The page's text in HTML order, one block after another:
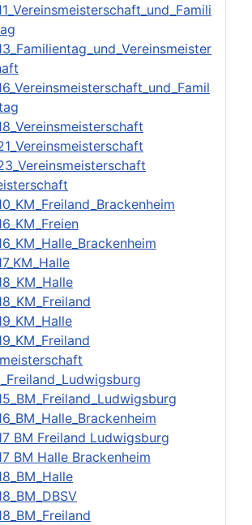
BM Freiland Ludwigsburg
BM Halle Brackenheim